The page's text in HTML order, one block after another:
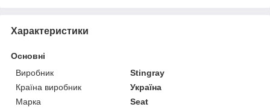
Характеристики
Основні
Виробник
Stingray
Країна виробник
Україна
Марка
Seat